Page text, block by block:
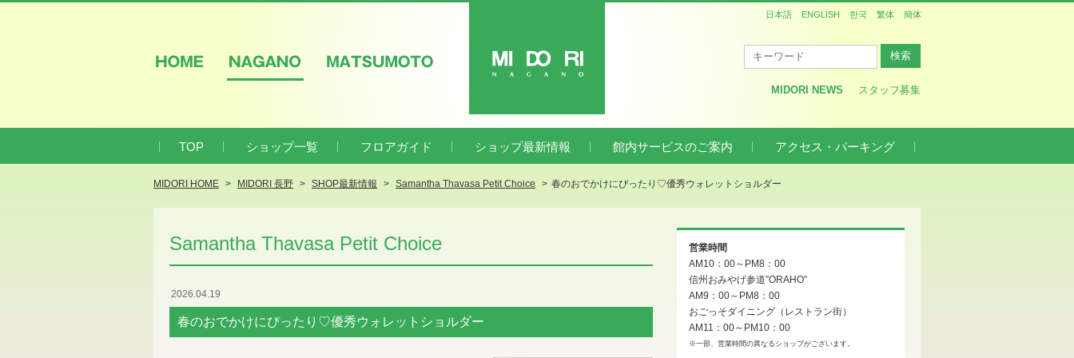
MIDORI NEWS
スタッフ募集
日本語 ENGLISH 한국 繁体 簡体
TOP ショップ一覧 フロアガイド ショップ最新情報 館内サービスのご案内 アクセス・パーキング
MIDORI HOME MIDORI 長野 SHOP最新情報 Samantha Thavasa Petit Choice 春のおでかけにぴったり♡優秀ウォレットショルダー
Samantha Thavasa Petit Choice
2026.04.19
春のおでかけにぴったり♡優秀ウォレットショルダー
営業時間
AM10：00～PM8：00
信州おみやげ参道”ORAHO”
AM9：00～PM8：00
おごっそダイニング（レストラン街）
AM11：00～PM10：00
※一部、営業時間の異なるショップがございます。